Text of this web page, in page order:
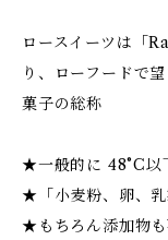
ロースイーツは「
り、ローフードで
菓子の総称
★一般的に 48°C以
★「小麦粉、卵、
★もちろん添加物